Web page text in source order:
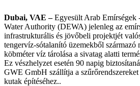
Dubai, VAE –Egyesült Arab Emírségek
Water Authority (DEWA) jelenleg az
infrastrukturális és jövőbeli projektjét
tengervíz-sótalanító üzemekből
köbméter víz tárolása a sivatag alatti
Ez vészhelyzet esetén 90 napig
GWE GmbH szállítja a szűrőrendszereket
kutak építéséhez..